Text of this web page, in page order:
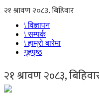
\ विज्ञापन
\ सम्पर्क
\ हाम्रो बारेमा
गृहपृष्ठ